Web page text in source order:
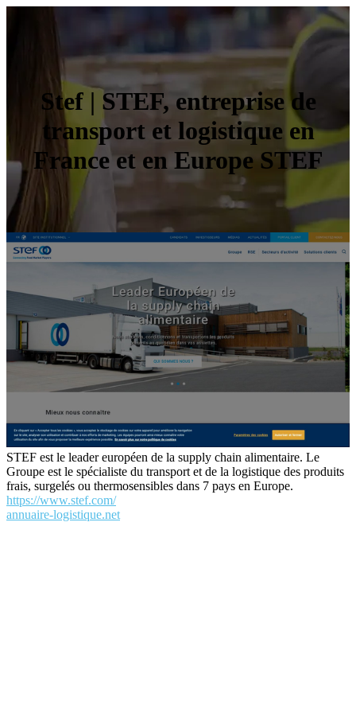
Stef | STEF, entreprise de
transport et logistique en
France et en Europe STEF
STEF est le leader européen de la supply chain alimentaire. Le
Groupe est le spécialiste du transport et de la logistique des produits
frais, surgelés ou thermosensibles dans 7 pays en Europe.
https://www.stef.com/
annuaire-logistique.net